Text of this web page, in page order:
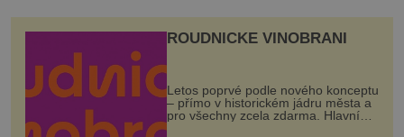
ROUDNICKÉ VINOBRANÍ
Letos poprvé podle nového konceptu
– přímo v historickém jádru města a
pro všechny zcela zdarma. Hlavní
program se odehraje na Karlově a